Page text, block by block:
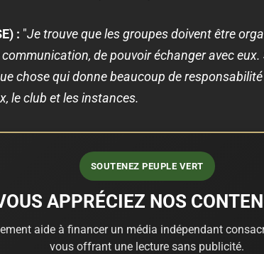
: "Je trouve que les groupes doivent être
de pouvoir échanger avec
chose qui donne beaucoup de
le club et les instances.
SOUTENEZ PEUPLE VERT
APPRÉCIEZ NOS
aide à financer un média indépendant
vous offrant une lecture sans publicité.